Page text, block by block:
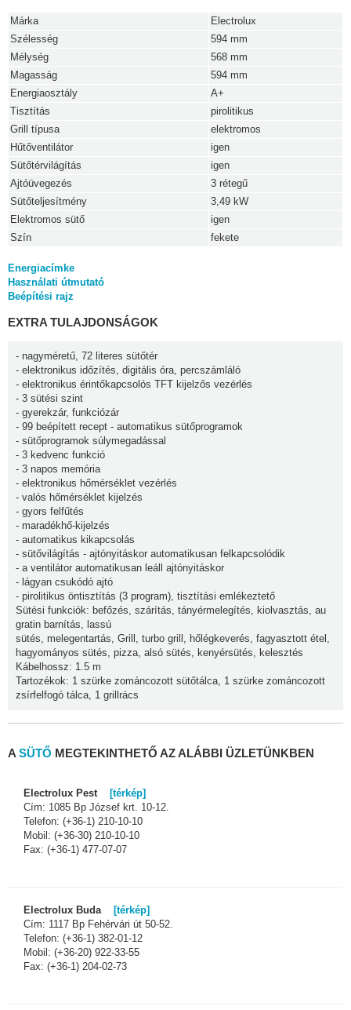
Márka
Electrolux
Szélesség
594 mm
Mélység
568 mm
Magasság
594 mm
Energiaosztály
A+
Tisztítás
pirolitikus
Grill típusa
elektromos
Hűtőventilátor
igen
Sütőtérvilágítás
igen
Ajtóüvegezés
3 rétegű
Sütőteljesítmény
3,49 kW
Elektromos sütő
igen
Szín
fekete
Energiacímke
Használati útmutató
Beépítési rajz
EXTRA TULAJDONSÁGOK
- nagyméretű, 72 literes sütőtér
- elektronikus időzítés, digitális óra, percszámláló
- elektronikus érintőkapcsolós TFT kijelzős vezérlés
- 3 sütési szint
- gyerekzár, funkciózár
- 99 beépített recept - automatikus sütőprogramok
- sütőprogramok súlymegadással
- 3 kedvenc funkció
- 3 napos memória
- elektronikus hőmérséklet vezérlés
- valós hőmérséklet kijelzés
- gyors felfűtés
- maradékhő-kijelzés
- automatikus kikapcsolás
- sütővilágítás - ajtónyitáskor automatikusan felkapcsolódik
- a ventilátor automatikusan leáll ajtónyitáskor
- lágyan csukódó ajtó
- pirolitikus öntisztítás (3 program), tisztítási emlékeztető
Sütési funkciók: befőzés, szárítás, tányérmelegítés, kiolvasztás, au
gratin barnítás, lassú
sütés, melegentartás, Grill, turbo grill, hőlégkeverés, fagyasztott étel,
hagyományos sütés, pizza, alsó sütés, kenyérsütés, kelesztés
Kábelhossz: 1.5 m
Tartozékok: 1 szürke zománcozott sütőtálca, 1 szürke zománcozott
zsírfelfogó tálca, 1 grillrács
A SÜTŐ MEGTEKINTHETŐ AZ ALÁBBI ÜZLETÜNKBEN
Electrolux Pest [térkép]
Cím: 1085 Bp József krt. 10-12.
Telefon: (+36-1) 210-10-10
Mobil: (+36-30) 210-10-10
Fax: (+36-1) 477-07-07
Electrolux Buda [térkép]
Cím: 1117 Bp Fehérvári út 50-52.
Telefon: (+36-1) 382-01-12
Mobil: (+36-20) 922-33-55
Fax: (+36-1) 204-02-73